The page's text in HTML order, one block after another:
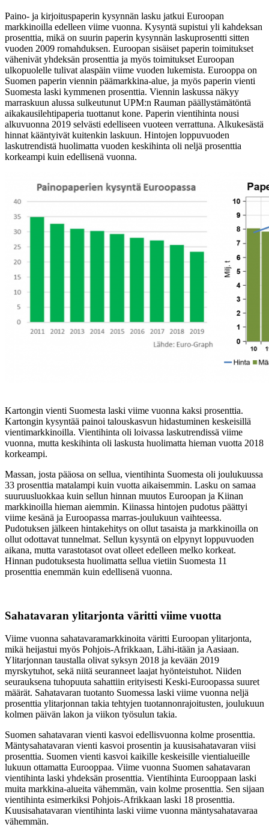
Paino- ja kirjoituspaperin kysynnän lasku jatkui Euroopan
markkinoilla edelleen viime vuonna. Kysyntä supistui yli kahdeksan
prosenttia, mikä on suurin paperin kysynnän laskuprosentti sitten
vuoden 2009 romahduksen. Euroopan sisäiset paperin toimitukset
vähenivät yhdeksän prosenttia ja myös toimitukset Euroopan
ulkopuolelle tulivat alaspäin viime vuoden lukemista. Eurooppa on
Suomen paperin viennin päämarkkina-alue, ja myös paperin vienti
Suomesta laski kymmenen prosenttia. Viennin laskussa näkyy
marraskuun alussa sulkeutunut UPM:n Rauman päällystämätöntä
aikakausilehtipaperia tuottanut kone. Paperin vientihinta nousi
alkuvuonna 2019 selvästi edelliseen vuoteen verrattuna. Alkukesästä
hinnat kääntyivät kuitenkin laskuun. Hintojen loppuvuoden
laskutrendistä huolimatta vuoden keskihinta oli neljä prosenttia
korkeampi kuin edellisenä vuonna.
Kartongin vienti Suomesta laski viime vuonna kaksi prosenttia.
Kartongin kysyntää painoi talouskasvun hidastuminen keskeisillä
vientimarkkinoilla. Vientihinta oli loivassa laskutrendissä viime
vuonna, mutta keskihinta oli laskusta huolimatta hieman vuotta 2018
korkeampi.
Massan, josta pääosa on sellua, vientihinta Suomesta oli joulukuussa
33 prosenttia matalampi kuin vuotta aikaisemmin. Lasku on samaa
suuruusluokkaa kuin sellun hinnan muutos Euroopan ja Kiinan
markkinoilla hieman aiemmin. Kiinassa hintojen pudotus päättyi
viime kesänä ja Euroopassa marras-joulukuun vaihteessa.
Pudotuksen jälkeen hintakehitys on ollut tasaista ja markkinoilla on
ollut odottavat tunnelmat. Sellun kysyntä on elpynyt loppuvuoden
aikana, mutta varastotasot ovat olleet edelleen melko korkeat.
Hinnan pudotuksesta huolimatta sellua vietiin Suomesta 11
prosenttia enemmän kuin edellisenä vuonna.
Sahatavaran ylitarjonta väritti viime vuotta
Viime vuonna sahatavaramarkkinoita väritti Euroopan ylitarjonta,
mikä heijastui myös Pohjois-Afrikkaan, Lähi-itään ja Aasiaan.
Ylitarjonnan taustalla olivat syksyn 2018 ja kevään 2019
myrskytuhot, sekä niitä seuranneet laajat hyönteistuhot. Niiden
seurauksena tuhopuuta sahattiin erityisesti Keski-Euroopassa suuret
määrät. Sahatavaran tuotanto Suomessa laski viime vuonna neljä
prosenttia ylitarjonnan takia tehtyjen tuotannonrajoitusten, joulukuun
kolmen päivän lakon ja viikon työsulun takia.
Suomen sahatavaran vienti kasvoi edellisvuonna kolme prosenttia.
Mäntysahatavaran vienti kasvoi prosentin ja kuusisahatavaran viisi
prosenttia. Suomen vienti kasvoi kaikille keskeisille vientialueille
lukuun ottamatta Eurooppaa. Viime vuonna Suomen sahatavaran
vientihinta laski yhdeksän prosenttia. Vientihinta Eurooppaan laski
muita markkina-alueita vähemmän, vain kolme prosenttia. Sen sijaan
vientihinta esimerkiksi Pohjois-Afrikkaan laski 18 prosenttia.
Kuusisahatavaran vientihinta laski viime vuonna mäntysahatavaraa
vähemmän.